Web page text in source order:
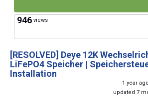
946 views
[RESOLVED] Deye 12K
LiFePO4 Speicher |
Installation
1 year
updated 7